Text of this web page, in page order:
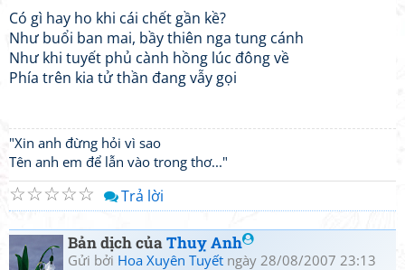
Có gì hay ho khi cái chết gần kề?
Như buổi ban mai, bầy thiên nga tung cánh
Như khi tuyết phủ cành hồng lúc đông về
Phía trên kia tử thần đang vẫy gọi
"Xin anh đừng hỏi vì sao
Tên anh em để lẫn vào trong thơ..."
☆
☆
☆
☆
☆ Trả lời
Bản dịch củaThuỵ Anh
Gửi bởi Hoa Xuyên Tuyết ngày 28/08/2007 23:13